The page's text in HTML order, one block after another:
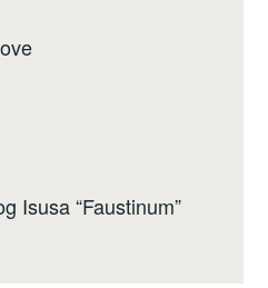
Isusa “Faustinum”